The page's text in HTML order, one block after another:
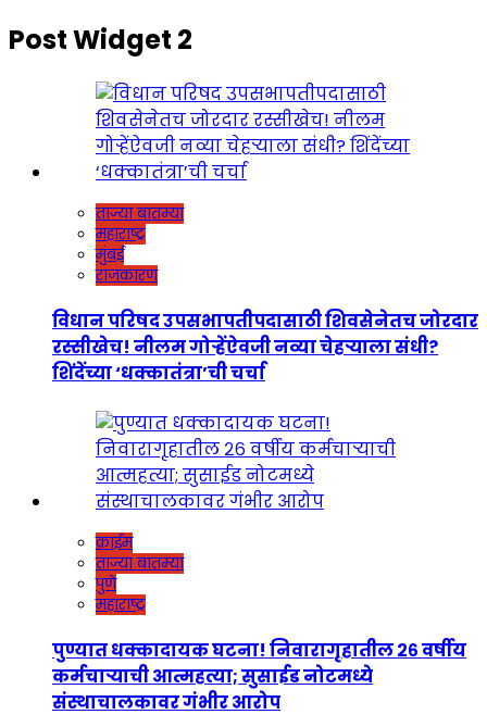
Post Widget 2
ताज्या बातम्या
महाराष्ट्र
मुंबई
राजकारण
विधान परिषद उपसभापतीपदासाठी शिवसेनेतच जोरदार
रस्सीखेच! नीलम गोऱ्हेंऐवजी नव्या चेहऱ्याला संधी?
शिंदेंच्या ‘धक्कातंत्रा’ची चर्चा
क्राईम
ताज्या बातम्या
पुणे
महाराष्ट्र
पुण्यात धक्कादायक घटना! निवारागृहातील २६ वर्षीय
कर्मचाऱ्याची आत्महत्या; सुसाईड नोटमध्ये
संस्थाचालकावर गंभीर आरोप